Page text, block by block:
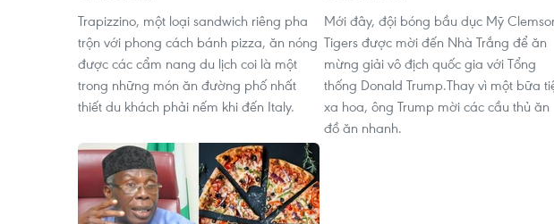
Trapizzino, một loại sandwich riêng pha
trộn với phong cách bánh pizza, ăn nóng
được các cẩm nang du lịch coi là một
trong những món ăn đường phố nhất
thiết du khách phải nếm khi đến Italy.
Mới đây, đội bóng bầu dục Mỹ
Tigers được mời đến Nhà Trắng để ăn
mừng giải vô địch quốc gia với Tổng
thống Donald Trump.Thay vì một bữa
xa hoa, ông Trump mời các cầu thủ ăn
đồ ăn nhanh.